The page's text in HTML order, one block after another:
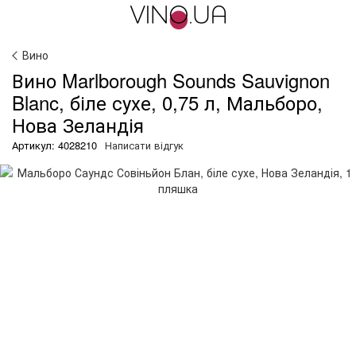
Вино
Вино Marlborough Sounds Sauvignon
Blanc, біле сухе, 0,75 л, Мальборо,
Нова Зеландія
Артикул: 4028210 Написати відгук